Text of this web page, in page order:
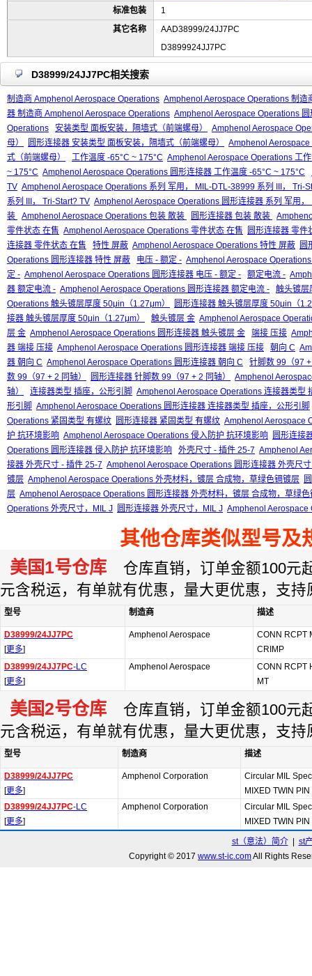
标准包装
1
其它名称
AAD38999/24JJ7PC
D3899924JJ7PC
D38999/24JJ7PC相关搜索
制造商 Amphenol Aerospace Operations Amphenol Aerospace Operations 制
器 制造商 Amphenol Aerospace Operations Amphenol Aerospace Operations
Operations
安装类型 面板安装，隔墙式（前端螺母）
Amphenol Aerospace
母）
圆形连接器 安装类型 面板安装，隔墙式（前端螺母）
Amphenol
式（前端螺母）
工作温度 -65°C ~ 175°C Amphenol Aerospace Operations 工
~ 175°C Amphenol Aerospace Operations 圆形连接器 工作温度 -65°C ~ 175°C
TV Amphenol Aerospace Operations 系列 军用， MIL-DTL-38999 系列 III， Tri-
系列 III， Tri-Start? TV Amphenol Aerospace Operations 圆形连接器 系列 军用
装
Amphenol Aerospace Operations 包装 散装 圆形连接器 包装 散装
零件状态 在售 Amphenol Aerospace Operations 零件状态 在售
圆形连接器 零件
连接器 零件状态 在售
特性 屏蔽 Amphenol Aerospace Operations 特性 屏蔽 圆
Operations 圆形连接器 特性 屏蔽
电压 - 额定 - Amphenol Aerospace
定 - Amphenol Aerospace Operations 圆形连接器 电压 - 额定 - 额定电流 -
器 额定电流 - Amphenol Aerospace Operations 圆形连接器 额定电流 -
触头镀层
Operations 触头镀层厚度 50μin（1.27μm）
圆形连接器 触头镀层厚度 50μin（
接器 触头镀层厚度 50μin（1.27μm）
触头镀层 金 Amphenol Aerospace
层 金 Amphenol Aerospace Operations 圆形连接器 触头镀层 金 端接 压接
器 端接 压接 Amphenol Aerospace Operations 圆形连接器 端接 压接 朝向 C
器 朝向 C Amphenol Aerospace Operations 圆形连接器 朝向 C
针脚数 99（97
数 99（97 + 2 同轴）
圆形连接器 针脚数 99（97 + 2 同轴）
Amphenol
轴）
连接器类型 插座，公形引脚 Amphenol Aerospace Operations 连接器类型
形引脚 Amphenol Aerospace Operations 圆形连接器 连接器类型 插座，公形引脚
Operations 紧固类型 有螺纹 圆形连接器 紧固类型 有螺纹 Amphenol Aerospace
护 抗环境影响 Amphenol Aerospace Operations 侵入防护 抗环境影响
圆形连接
Operations 圆形连接器 侵入防护 抗环境影响
外壳尺寸 - 插件 25-7 Amphenol
接器 外壳尺寸 - 插件 25-7 Amphenol Aerospace Operations 圆形连接器 外壳尺
镀层 Amphenol Aerospace Operations 外壳材料，镀层 合成物，草绿色镉镀层
层 Amphenol Aerospace Operations 圆形连接器 外壳材料，镀层 合成物，草绿色
Operations 外壳尺寸，MIL J 圆形连接器 外壳尺寸，MIL J Amphenol Aerospace
其他仓库类似型号及
美国1号仓库 仓库直销，订单金额100元
元含税运，有单就有优惠，量大更优惠，支持
型号 制造商 描述
D38999/24JJ7PC
[更多]
Amphenol Aerospace
CONN RCPT
CRIMP
D38999/24JJ7PC-LC
[更多]
Amphenol Aerospace
CONN RCPT
MT
美国2号仓库 仓库直销，订单金额100元
元含税运，有单就有优惠，量大更优惠，支持
型号 制造商 描述
D38999/24JJ7PC
[更多]
Amphenol Corporation
Circular MIL
MIXED TWIN
D38999/24JJ7PC-LC
[更多]
Amphenol Corporation
Circular MIL
MIXED TWIN
st（意法）简介| st
Copyright © 2017 www.st-ic.comAll Rights